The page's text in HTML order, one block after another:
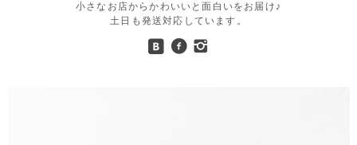
小さなお店からかわいいと面白いをお届け♪
土日も発送対応しています。